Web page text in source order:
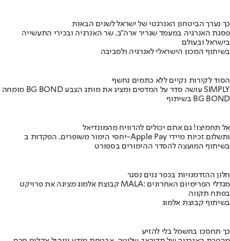
כך נערך הביטחון האנרגטי של ישראל לשנים הבאות
פסגת האנרגיה במעמד שגריר ארה"ב, שר האנרגיה ובכירי התעשייה
בישראל ובעולם
בשיתוף המכון הישראלי לאנרגיה ולסביבה
הסוד לקירות נקיים ללא כתמים נחשף
מומחה BG BOND עושה סדר על המדפים ומציג את מותג הצבע SIMPLY
בשיתוף BG BOND
אל תחמיצו! גם אתם יכולים להרוויח מהמונדיאל
יחסי הימור משופרים, הפקדות ב-Apple Pay ותשלום זכיות מיידי
בשיתוף המועצה להסדר ההימורים בספורט
חלון ההזדמנויות בכפר גנים נסגר
קבוצת אלמוג מציגה את פרויקט MALA: מגדלי הפרימיום האחרונים
בפתח תקווה
בשיתוף קבוצת אלמוג
כך תחסכו בחשמל בלי להזיע